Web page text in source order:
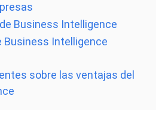
Business Intelligence
Business Intelligence
sobre las ventajas del